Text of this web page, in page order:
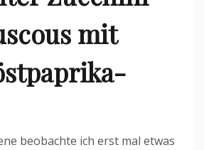
mit
beobachte ich erst mal etwas